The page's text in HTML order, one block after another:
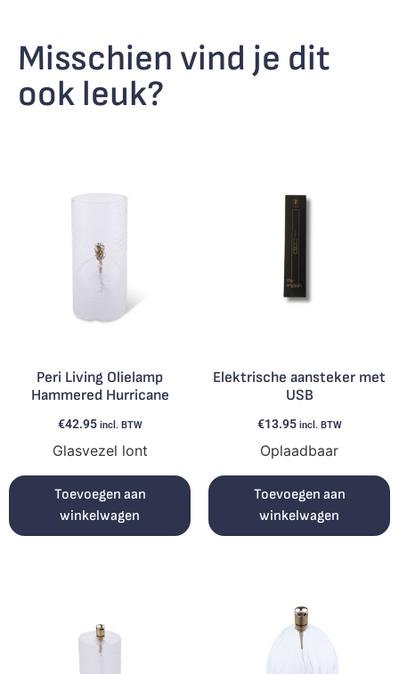
Misschien vind je dit
ook leuk?
Peri Living Olielamp
Hammered Hurricane
€42.95 incl. BTW
Glasvezel lont
Toevoegen aan
winkelwagen
Elektrische aansteker met
USB
€13.95 incl. BTW
Oplaadbaar
Toevoegen aan
winkelwagen